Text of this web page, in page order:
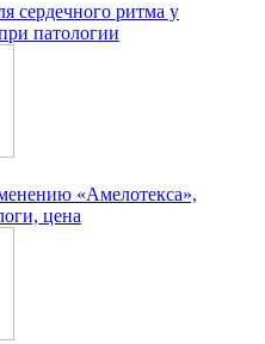
сердечного ритма у
патологии
«Амелотекса»,
цена